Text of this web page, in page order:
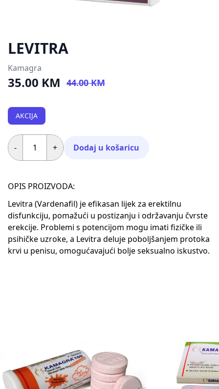
LEVITRA
Kamagra
35.00 KM 44.00 KM
AKCIJA
- + Dodaj u košaricu
OPIS PROIZVODA:
Levitra (Vardenafil) je efikasan lijek za erektilnu
disfunkciju, pomažući u postizanju i održavanju čvrste
erekcije. Problemi s potencijom mogu imati fizičke ili
psihičke uzroke, a Levitra deluje poboljšanjem protoka
krvi u penisu, omogućavajući bolje seksualno iskustvo.